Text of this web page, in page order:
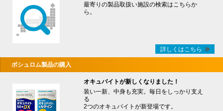
最寄りの製品取扱い施設の検索はこちらか
ら。
詳しくはこちら
ボシュロム製品の購入
オキュバイトが新しくなりました！
装い一新、中身も充実。毎日をしっかり支え
る
2つのオキュバイトが新登場です。